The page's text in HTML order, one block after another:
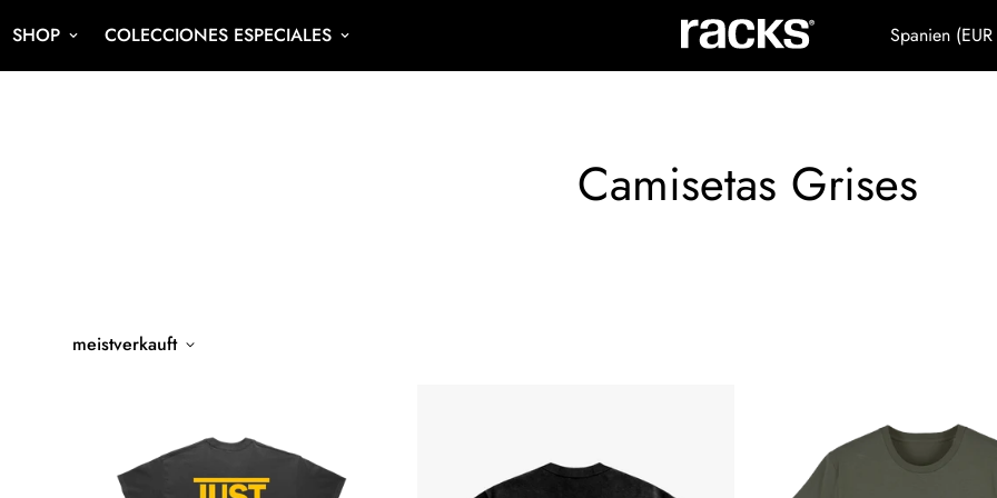
SHOP COLECCIONES ESPECIALES Spanien
Camisetas Grises
meistverkauft